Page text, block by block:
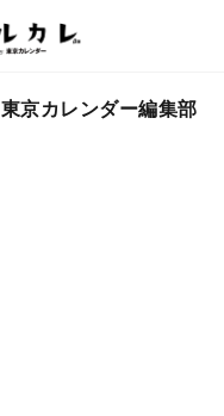
東京カレンダー編集部